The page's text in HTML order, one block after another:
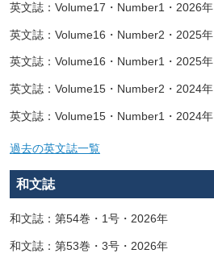
英文誌：Volume17・Number1・2026年
英文誌：Volume16・Number2・2025年
英文誌：Volume16・Number1・2025年
英文誌：Volume15・Number2・2024年
英文誌：Volume15・Number1・2024年
過去の英文誌一覧
和文誌
和文誌：第54巻・1号・2026年
和文誌：第53巻・3号・2026年